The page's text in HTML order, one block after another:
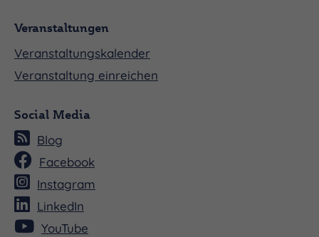
Veranstaltungen
Veranstaltungskalender
Veranstaltung einreichen
Social Media
Blog
Facebook
Instagram
LinkedIn
YouTube